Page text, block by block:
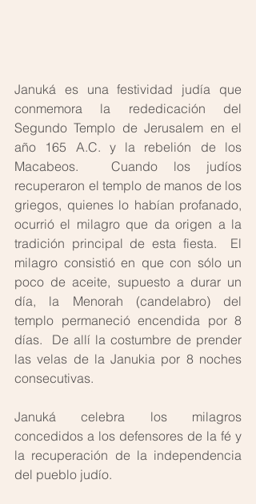
Januká es una festividad judía que
conmemora la rededicación del
Segundo Templo de Jerusalem en el
año 165 A.C. y la rebelión de los
Macabeos.  Cuando los judíos
recuperaron el templo de manos de los
griegos, quienes lo habían profanado,
ocurrió el milagro que da origen a la
tradición principal de esta fiesta.  El
milagro consistió en que con sólo un
poco de aceite, supuesto a durar un
día, la Menorah (candelabro) del
templo permaneció encendida por 8
días.  De allí la costumbre de prender
las velas de la Janukia por 8 noches
consecutivas.
Januká celebra los milagros
concedidos a los defensores de la fé y
la recuperación de la independencia
del pueblo judío.